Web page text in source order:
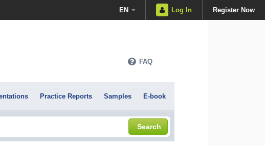
EN Log In Register Now
FAQ
Practice Reports Samples E-book
Search